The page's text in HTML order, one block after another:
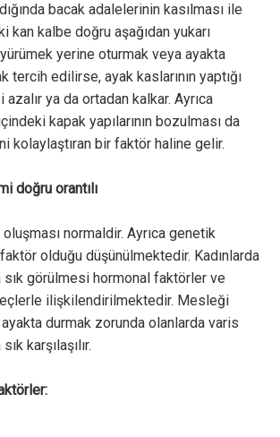
bacak adalelerinin kasılması ile
kan kalbe doğru aşağıdan yukarı
yerine oturmak veya ayakta
tercih edilirse, ayak kaslarının yaptığı
ya da ortadan kalkar. Ayrıca
kapak yapılarının bozulması da
kolaylaştıran bir faktör haline gelir.
doğru orantılı
normaldir. Ayrıca genetik
olduğu düşünülmektedir. Kadınlarda
görülmesi hormonal faktörler ve
ilişkilendirilmektedir. Mesleği
durmak zorunda olanlarda varis
karşılaşılır.